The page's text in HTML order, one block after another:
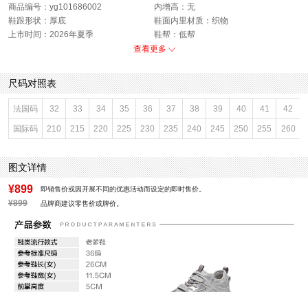
商品编号：yg101686002
内增高：无
鞋跟形状：厚底
鞋面内里材质：织物
上市时间：2026年夏季
鞋帮：低帮
参考鞋宽(女)：11.5CM
流行元素：纯色
闭合方式：系带
前掌高度：5CM
款式季节：夏季
配跟：无
鞋垫材质：猪皮革
鞋头款式：圆头
鞋面材质：织物面料,PU革
鞋面图案：纯色
参考鞋长(女)：26CM
跟高数值：6CM
性别：女子
皮质特征：无
里料材质：织物面料
防水台高度：无
风格：运动
查看更多
尺码对照表
法国码 32 33 34 35 36 37 38 39 40 41 42
国际码 210 215 220 225 230 235 240 245 250 255 260
图文详情
¥899 即销售价或因开展不同的优惠活动而设定的即时售价。
¥899 品牌商建议零售价或牌价。